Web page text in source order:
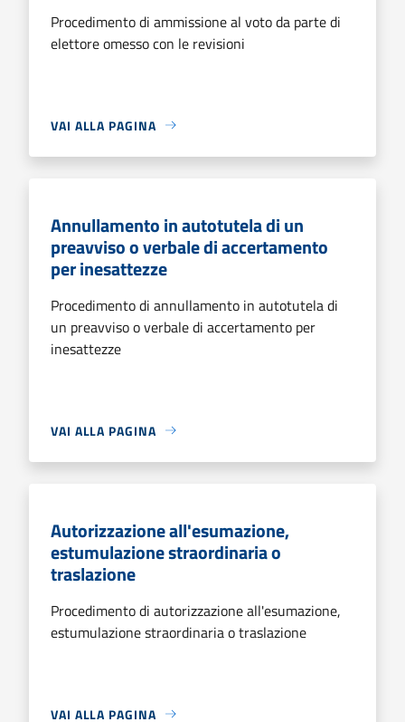
Procedimento di ammissione al voto da parte di
elettore omesso con le revisioni
VAI ALLA PAGINA
Annullamento in autotutela di un
preavviso o verbale di accertamento
per inesattezze
Procedimento di annullamento in autotutela di
un preavviso o verbale di accertamento per
inesattezze
VAI ALLA PAGINA
Autorizzazione all'esumazione,
estumulazione straordinaria o
traslazione
Procedimento di autorizzazione all'esumazione,
estumulazione straordinaria o traslazione
VAI ALLA PAGINA